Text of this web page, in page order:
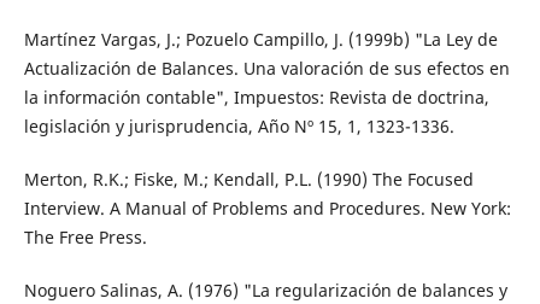
Martínez Vargas, J.; Pozuelo Campillo, J. (1999b) "La Ley de
Actualización de Balances. Una valoración de sus efectos en
la información contable", Impuestos: Revista de doctrina,
legislación y jurisprudencia, Año Nº 15, 1, 1323-1336.
Merton, R.K.; Fiske, M.; Kendall, P.L. (1990) The Focused
Interview. A Manual of Problems and Procedures. New York:
The Free Press.
Noguero Salinas, A. (1976) "La regularización de balances y